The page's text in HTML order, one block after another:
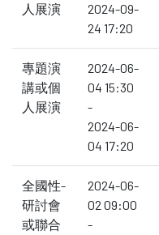
人展演
2024-09-
24 17:20
專題演
講或個
人展演
2024-06-
04 15:30
-
2024-06-
04 17:20
全國性-
研討會
或聯合
2024-06-
02 09:00
-